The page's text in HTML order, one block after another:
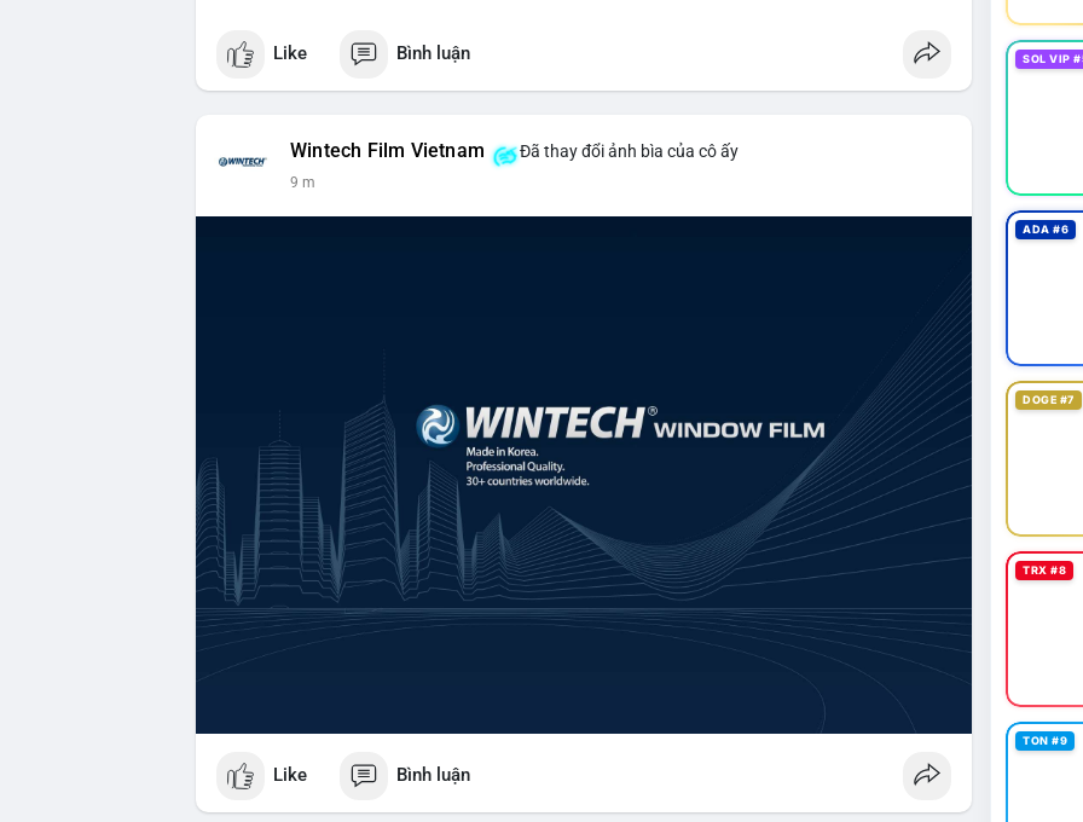
Like Bình luận
Wintech Film Vietnam Đã thay đổi ảnh bìa của cô ấy
9 m
Like Bình luận
SOL VIP
ADA #6
DOGE #7
TRX #8
TON #9